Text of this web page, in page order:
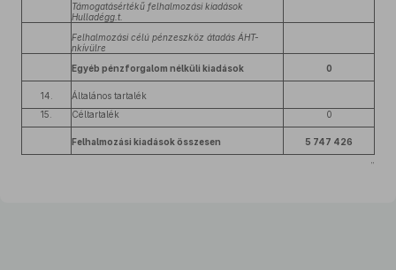
Támogatásértékű felhalmozási kiadások
Hulladégg.t.
Felhalmozási célú pénzeszköz átadás ÁHT-
nkívülre
Egyéb pénzforgalom nélküli kiadások
0
14.
Általános tartalék
15.
Céltartalék 0
Felhalmozási kiadások összesen 5 747 426
”